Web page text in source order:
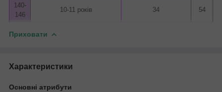
140-
146
10-11 років 34 54
Приховати
Характеристики
Основні атрибути